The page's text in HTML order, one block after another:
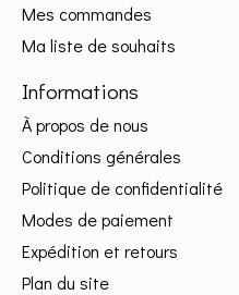
Mes commandes
Ma liste de souhaits
Informations
À propos de nous
Conditions générales
Politique de confidentialité
Modes de paiement
Expédition et retours
Plan du site